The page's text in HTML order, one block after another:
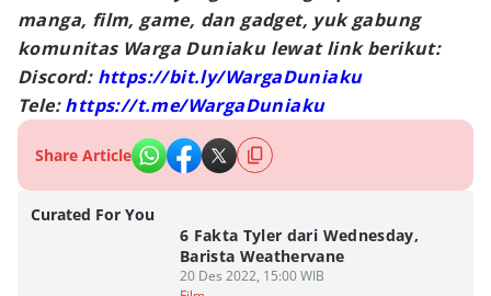
manga, film, game, dan gadget, yuk gabung
komunitas Warga Duniaku lewat link berikut:
Discord: https://bit.ly/WargaDuniaku
Tele:https://t.me/WargaDuniaku
Share Article
Curated For You
6 Fakta Tyler dari Wednesday,
Barista Weathervane
20 Des 2022, 15:00 WIB